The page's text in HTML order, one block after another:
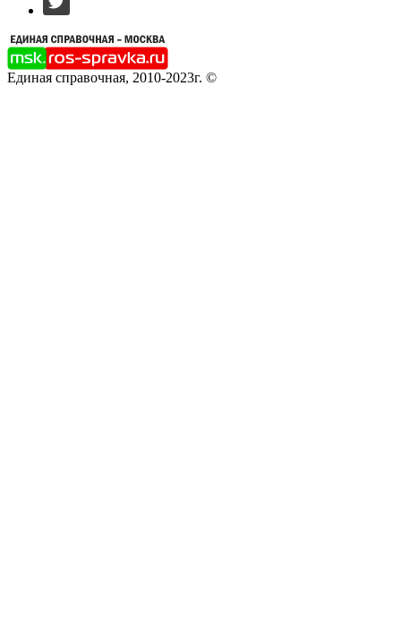
Единая справочная, 2010-2023г. ©